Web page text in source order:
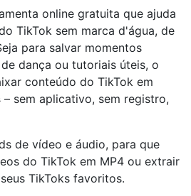
online gratuita que ajuda
TikTok sem marca d'água, de
para salvar momentos
dança ou tutoriais úteis, o
conteúdo do TikTok em
sem aplicativo, sem registro,
de vídeo e áudio, para que
do TikTok em MP4 ou extrair
TikToks favoritos.